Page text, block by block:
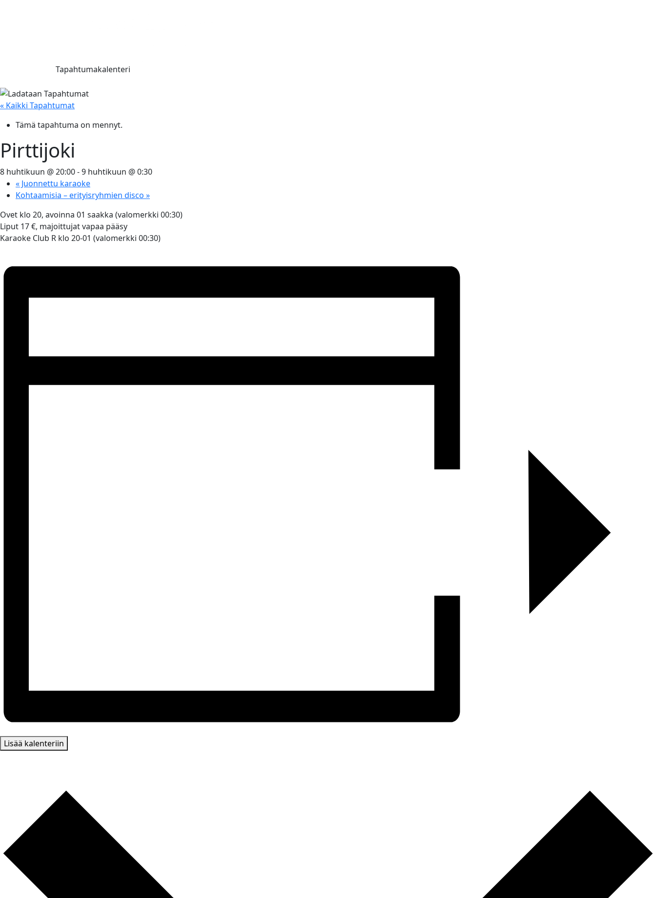
Tapahtumakalenteri
« Kaikki Tapahtumat
Tämä tapahtuma on mennyt.
Pirttijoki
8 huhtikuun @ 20:00-9 huhtikuun @ 0:30
« Juonnettu karaoke
Kohtaamisia – erityisryhmien disco »
Ovet klo 20, avoinna 01 saakka (valomerkki 00:30)
Liput 17 €, majoittujat vapaa pääsy
Karaoke Club R klo 20-01 (valomerkki 00:30)
Lisää kalenteriin